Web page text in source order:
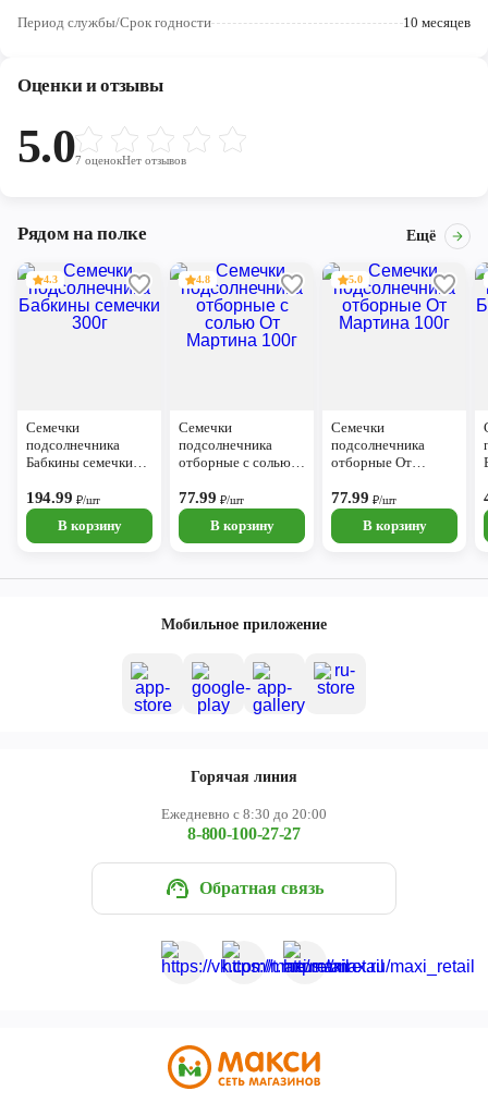
Период службы/Срок годности 10 месяцев
Оценки и отзывы
5.07 оценокНет отзывов
Рядом на полке Ещё
4.3
Семечки
подсолнечника
Бабкины семечки
194.99 ₽/шт
В корзину
4.8
Семечки
подсолнечника
отборные с солью
77.99₽/шт
В корзину
5.0
Семечки
подсолнечника
отборные От
77.99₽/шт
В корзину
Мобильное приложение
Горячая линия
Ежедневно с 8:30 до 20:00
8-800-100-27-27
Обратная связь